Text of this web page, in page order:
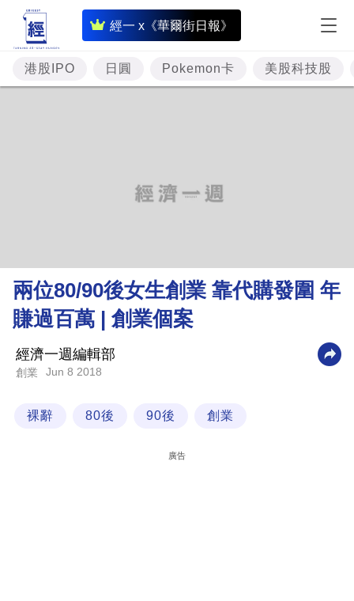
經一 x《華爾街日報》
即
時
財
經
理
財
業
科
港股IPO 日圓 Pokemon卡 美股科技股
兩位80/90後女生創業 靠代購發圍 年
賺過百萬 | 創業個案
經濟一週編輯部
創業 Jun 8 2018
裸辭 80後 90後 創業
廣告